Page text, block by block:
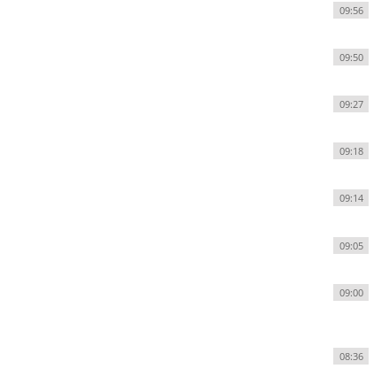
09:56
09:50
09:27
09:18
09:14
09:05
09:00
08:36